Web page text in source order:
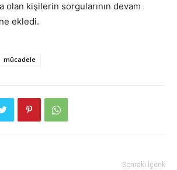
olan kişilerin sorgularının devam
ekledi.
mücadele
Sonraki İçerik